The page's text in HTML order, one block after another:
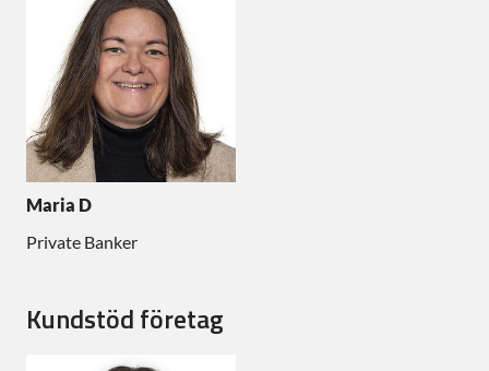
Maria D
Private Banker
Kundstöd företag